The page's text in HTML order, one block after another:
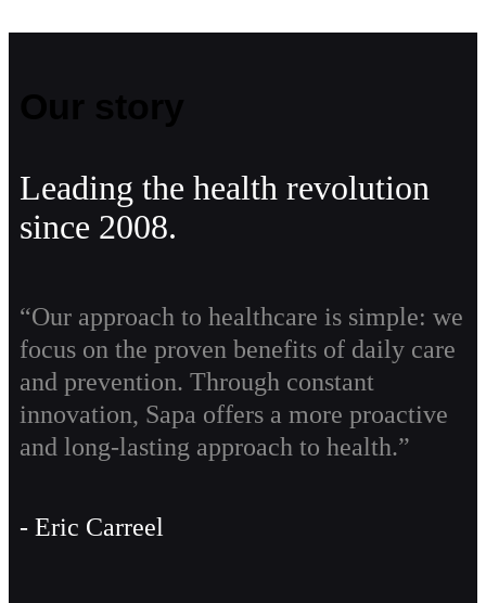
Leading the health revolution
since 2008.
“Our approach to healthcare is simple: we
focus on the proven benefits of daily care
and prevention. Through constant
innovation, Sapa offers a more proactive
and long-lasting approach to health.”
- Eric Carreel